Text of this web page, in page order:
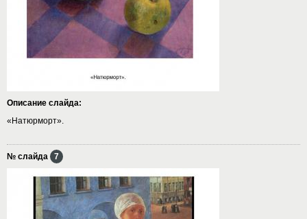
Описание слайда:
«Натюрморт».
№ слайда 7